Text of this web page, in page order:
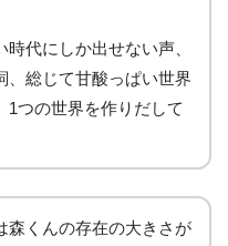
代にしか出せない声、
、総じて甘酸っぱい世界
1つの世界を作りだして
森くんの存在の大きさが